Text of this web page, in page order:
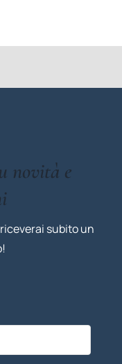
novità e
subito un